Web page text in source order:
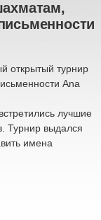
открытый турнир
Ana
лучшие
Турнир выдался
имена